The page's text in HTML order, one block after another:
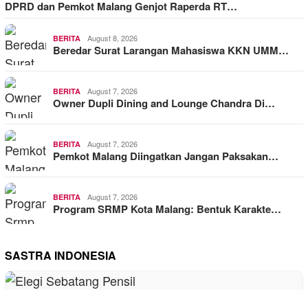
DPRD dan Pemkot Malang Genjot Raperda RT…
BERITA August 8, 2026
Beredar Surat Larangan Mahasiswa KKN UMM…
BERITA August 7, 2026
Owner Dupli Dining and Lounge Chandra Di…
BERITA August 7, 2026
Pemkot Malang Diingatkan Jangan Paksakan…
BERITA August 7, 2026
Program SRMP Kota Malang: Bentuk Karakte…
SASTRA INDONESIA